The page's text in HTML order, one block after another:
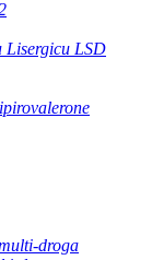
Lisergicu LSD
droga